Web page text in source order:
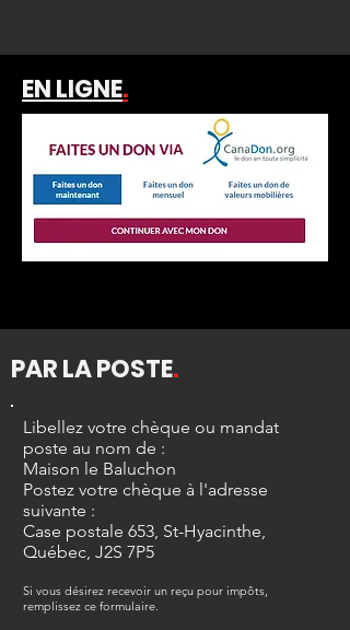
EN LIGNE.
PAR LA POSTE.
Libellez votre chèque ou mandat
poste au nom de :
Maison le Baluchon
Postez votre chèque à l'adresse
suivante :
Case postale 653, St-Hyacinthe,
Québec, J2S 7P5
Si vous désirez recevoir un reçu pour impôts,
remplissez ce formulaire.